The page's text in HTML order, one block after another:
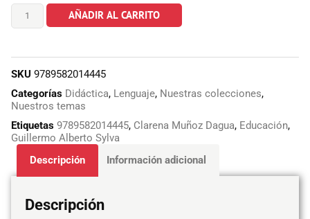
AÑADIR AL CARRITO
SKU 9789582014445
Categorías Didáctica, Lenguaje, Nuestras colecciones,
Nuestros temas
Etiquetas 9789582014445, Clarena Muñoz Dagua, Educación,
Guillermo Alberto Sylva
Descripción
Información adicional
Descripción